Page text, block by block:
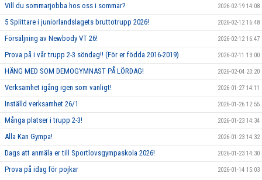
Vill du sommarjobba hos oss i sommar? 2026-02-19 14:08
5 Splittare i juniorlandslagets bruttotrupp 2026! 2026-02-12 16:48
Försäljning av Newbody VT 26! 2026-02-12 16:47
Prova på i vår trupp 2-3 söndag!! (För er födda 2016-2019) 2026-02-11 13:00
HÄNG MED SOM DEMOGYMNAST PÅ LÖRDAG! 2026-02-04 20:20
Verksamhet igång igen som vanligt! 2026-01-27 14:11
Inställd verksamhet 26/1 2026-01-26 12:55
Många platser i trupp 2-3! 2026-01-23 14:34
Alla Kan Gympa! 2026-01-23 14:32
Dags att anmäla er till Sportlovsgympaskola 2026! 2026-01-23 14:30
Prova på idag för pojkar 2026-01-14 15:03